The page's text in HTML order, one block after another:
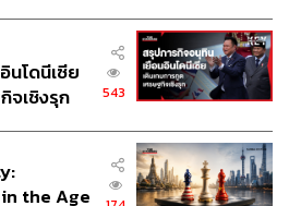
story?id=117256891
news/canada/generation-beta-1.7
STANDARD WEALTH
นโดนีเซีย
จเชิงรุก
543
the Age